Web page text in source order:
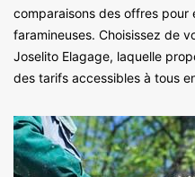
comparaisons des offres pour
faramineuses. Choisissez de
Joselito Elagage, laquelle
des tarifs accessibles à tous